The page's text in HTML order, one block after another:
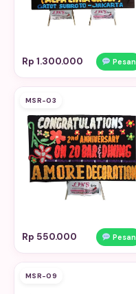
Rp 1.300.000 Pesan
MSR-03
Rp 550.000 Pesan
MSR-09